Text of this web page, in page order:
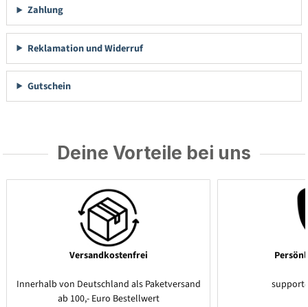
Zahlung
Reklamation und Widerruf
Gutschein
Deine Vorteile bei uns
Versandkostenfrei
Innerhalb von Deutschland als Paketversand
ab 100,- Euro Bestellwert